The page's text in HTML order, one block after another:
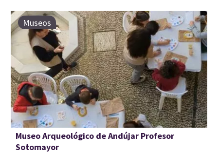
Museo Arqueológico de Andújar Profesor
Sotomayor
Museos